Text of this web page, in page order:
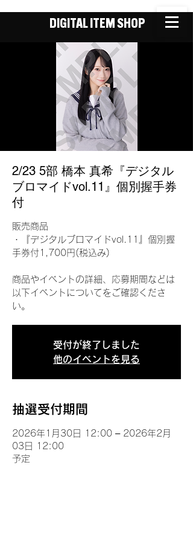
DIGITAL ITEM SHOP
2/23 5部 橋本 真希『デジタル
ブロマイドvol.11』個別握手券
付
販売商品
・『デジタルブロマイドvol.11』個別握
手券付1,700円(税込み)
商品やイベントの詳細、応募期間などは
以下イベントについてをご確認くださ
い。
受付が終了しました
他のイベントを見る
抽選受付期間
2026年1月30日 12:00 – 2026年2月
03日 12:00
予定